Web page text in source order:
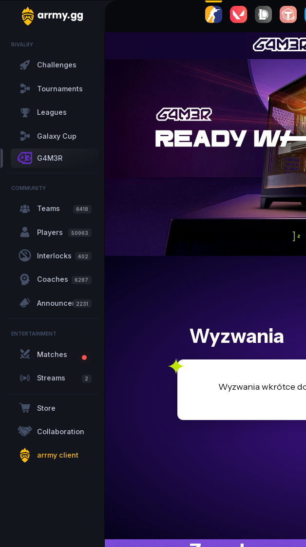
RIVALRY
Challenges
Tournaments
Leagues
Galaxy Cup
G4M3R
COMMUNITY
Teams 6418
Players 50963
Interlocks 402
Coaches 6287
Announcements
2231
ENTERTAINMENT
Matches
Streams 2
Store
Collaboration
arrmy client
Wyzwania
Wyzwania wkrótce